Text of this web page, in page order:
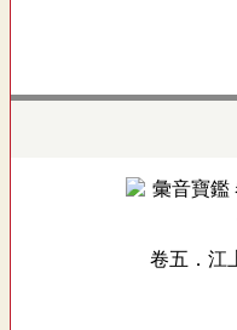
卷五．江